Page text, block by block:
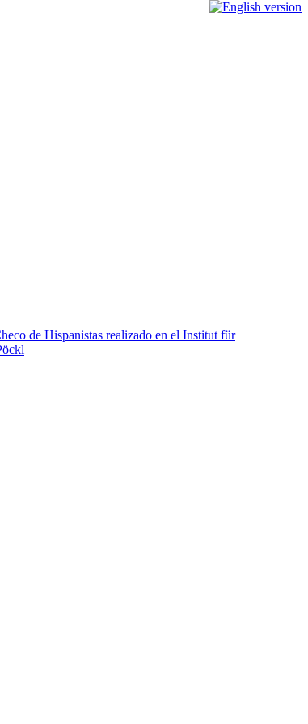
de Hispanistas realizado en el Institut für